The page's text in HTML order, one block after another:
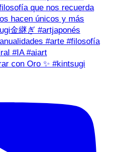
con Oro ✨ #kintsugi